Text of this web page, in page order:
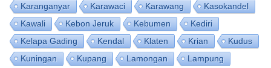
Karanganyar
Karawaci Karawang
Kasokandel
Kawali
Kebon Jeruk Kebumen
Kediri
Kelapa Gading
Kendal Klaten Krian
Kudus
Kuningan
Kupang Lamongan
Lampung